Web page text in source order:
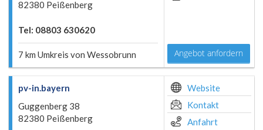
82380 Peißenberg
Tel: 08803 630620
7 km Umkreis von Wessobrunn Angebot anfordern
pv-in.bayern
Guggenberg 38
82380 Peißenberg
Website
Kontakt
Anfahrt